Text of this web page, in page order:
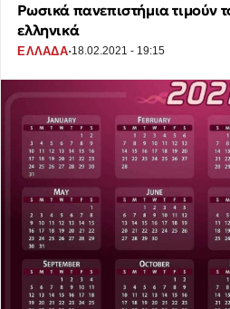
Ρωσικά πανεπιστήμια τιμούν
ελληνικά
ΕΛΛΑΔΑ·18.02.2021 - 19:15